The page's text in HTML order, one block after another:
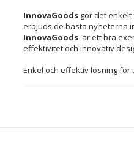
InnovaGoods gör det
erbjuds de bästa nyheterna
InnovaGoods är ett bra
effektivitet och innovativ
Enkel och effektiv lösning